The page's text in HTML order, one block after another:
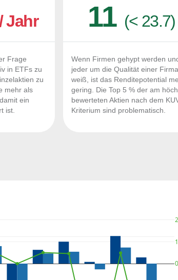
Jahr
Frage
in ETFs zu
zu
mehr als
ein
ist.
11 (< 23.7)
Wenn Firmen gehypt werden
jeder um die Qualität einer Firma
weiß, ist das Renditepotential
gering. Die Top 5 % der am
bewerteten Aktien nach dem
Kriterium sind problematisch.
0